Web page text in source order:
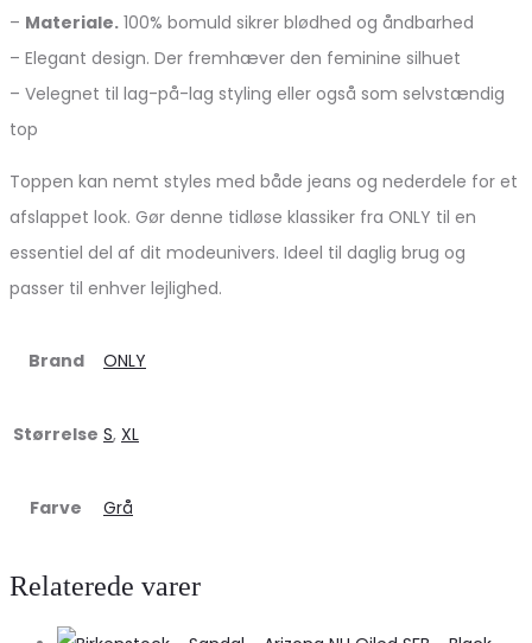
– Materiale. 100% bomuld sikrer blødhed og åndbarhed
– Elegant design. Der fremhæver den feminine silhuet
– Velegnet til lag-på-lag styling eller også som selvstændig
top
Toppen kan nemt styles med både jeans og nederdele for et
afslappet look. Gør denne tidløse klassiker fra ONLY til en
essentiel del af dit modeunivers. Ideel til daglig brug og
passer til enhver lejlighed.
Brand ONLY
Størrelse S, XL
Farve Grå
Relaterede varer